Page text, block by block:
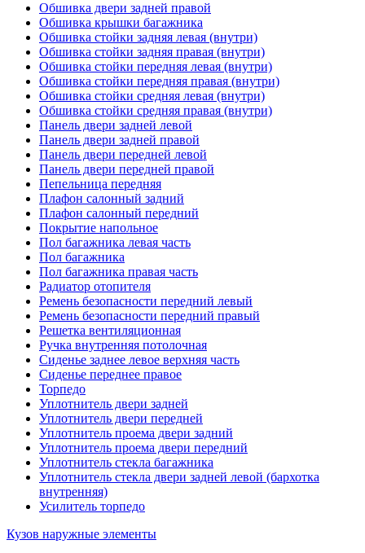
Обшивка двери задней правой
Обшивка крышки багажника
Обшивка стойки задняя левая (внутри)
Обшивка стойки задняя правая (внутри)
Обшивка стойки передняя левая (внутри)
Обшивка стойки передняя правая (внутри)
Обшивка стойки средняя левая (внутри)
Обшивка стойки средняя правая (внутри)
Панель двери задней левой
Панель двери задней правой
Панель двери передней левой
Панель двери передней правой
Пепельница передняя
Плафон салонный задний
Плафон салонный передний
Покрытие напольное
Пол багажника левая часть
Пол багажника
Пол багажника правая часть
Радиатор отопителя
Ремень безопасности передний левый
Ремень безопасности передний правый
Решетка вентиляционная
Ручка внутренняя потолочная
Сиденье заднее левое верхняя часть
Сиденье переднее правое
Торпедо
Уплотнитель двери задней
Уплотнитель двери передней
Уплотнитель проема двери задний
Уплотнитель проема двери передний
Уплотнитель стекла багажника
Уплотнитель стекла двери задней левой (бархотка
внутренняя)
Усилитель торпедо
Кузов наружные элементы